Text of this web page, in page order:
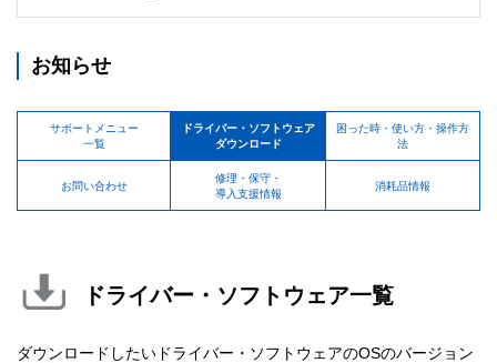
お知らせ
サポートメニュー
一覧
ドライバー・ソフトウェア
ダウンロード
困った時・使い方・操作方
法
お問い合わせ
修理・保守・
導入支援情報
消耗品情報
ドライバー・ソフトウェア一覧
ダウンロードしたいドライバー・ソフトウェアのOSのバージョン